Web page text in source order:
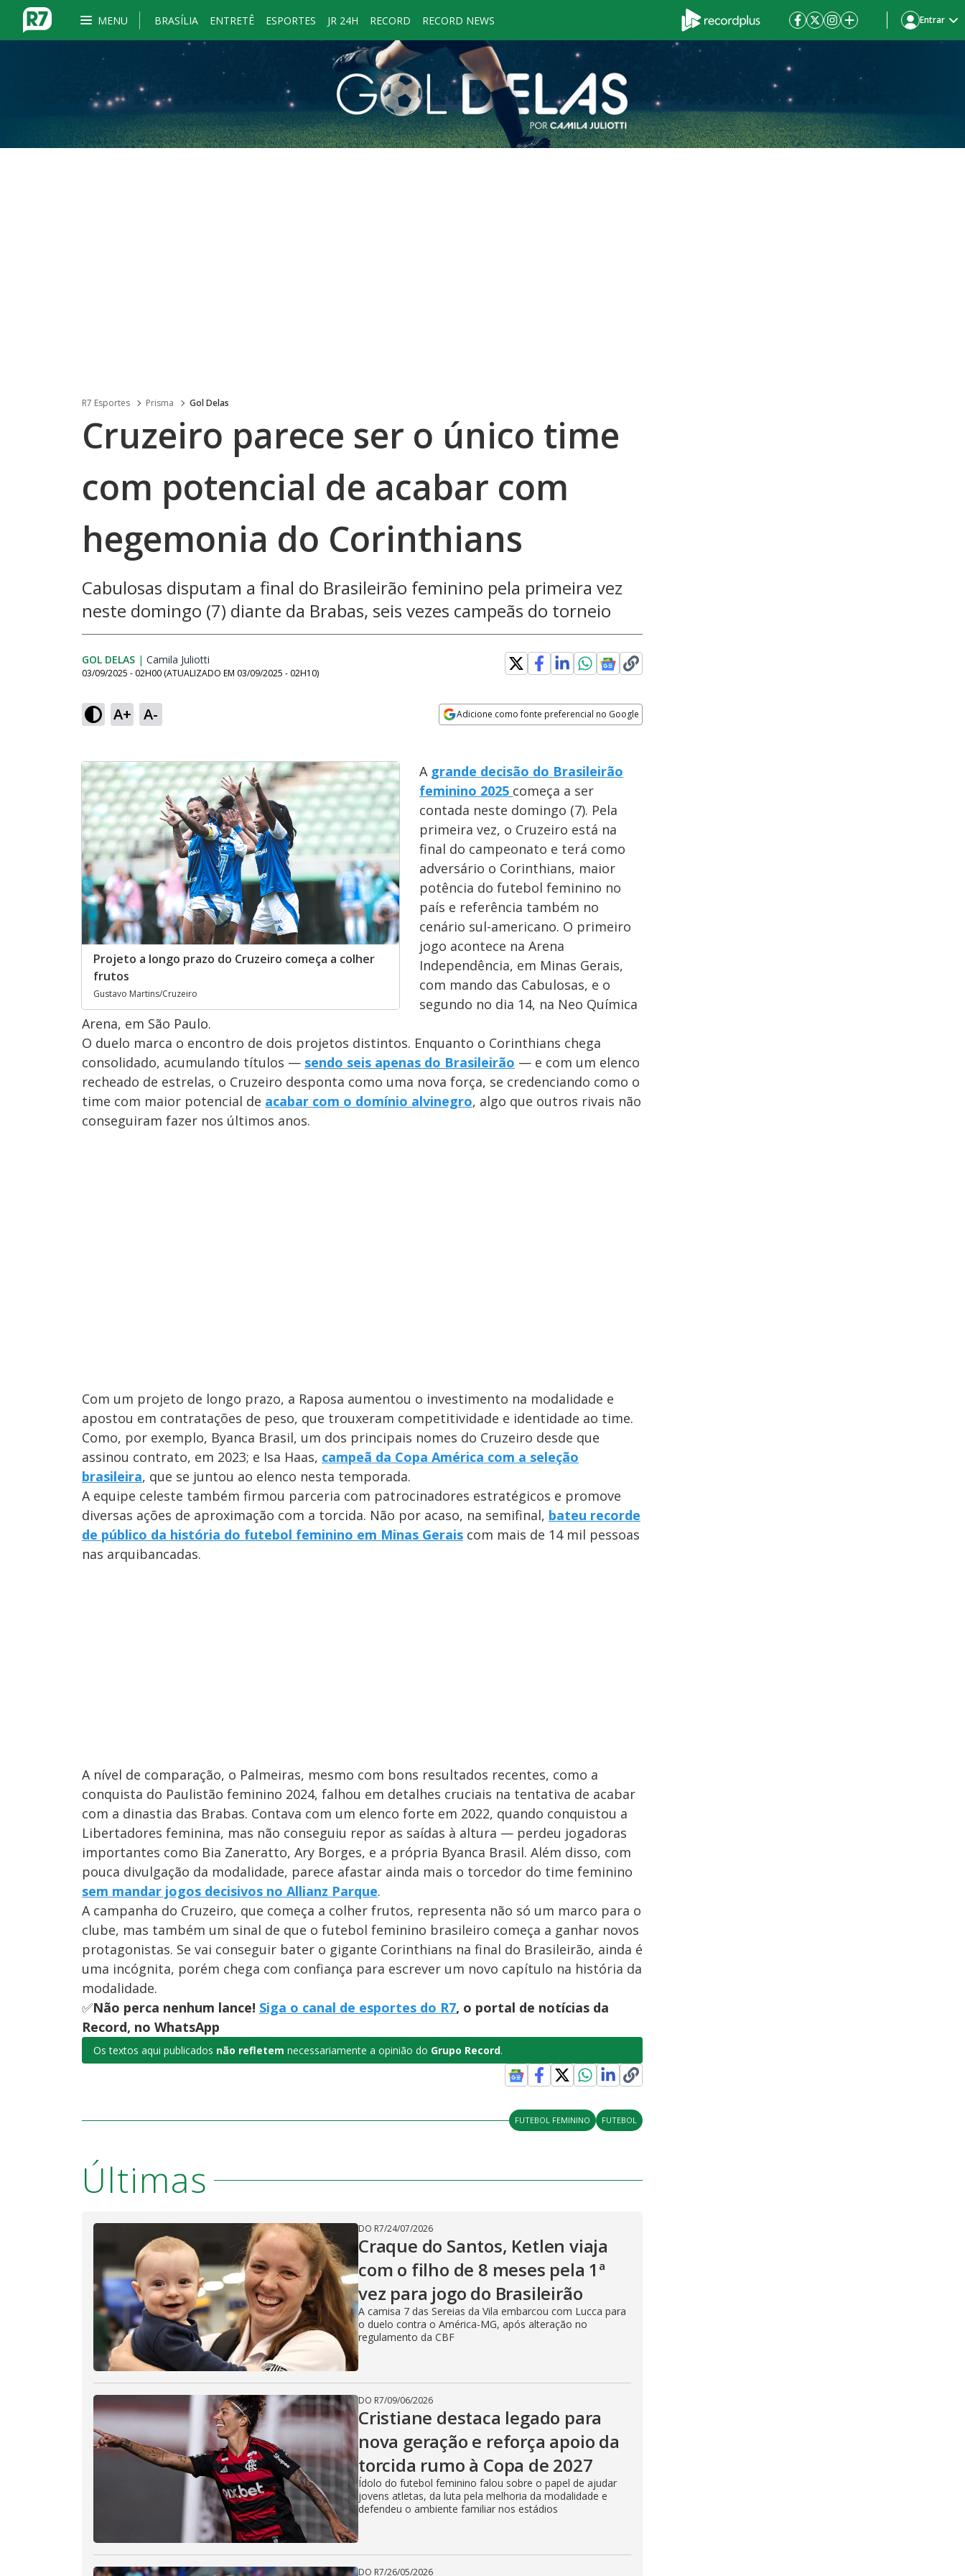
MENU BRASÍLIA ENTRETÊ ESPORTES JR 24H RECORD RECORD NEWS Entrar
R7 Esportes Prisma Gol Delas
Cruzeiro parece ser o único time
com potencial de acabar com
hegemonia do Corinthians
Cabulosas disputam a final do Brasileirão feminino pela primeira vez
neste domingo (7) diante da Brabas, seis vezes campeãs do torneio
GOL DELAS | Camila Juliotti
03/09/2025 - 02H00 (ATUALIZADO EM 03/09/2025 - 02H10)
A+ A- Adicione como fonte preferencial no Google
Projeto a longo prazo do Cruzeiro começa a colher
frutos
Gustavo Martins/Cruzeiro
A grande decisão do Brasileirão
feminino 2025 começa a ser
contada neste domingo (7). Pela
primeira vez, o Cruzeiro está na
final do campeonato e terá como
adversário o Corinthians, maior
potência do futebol feminino no
país e referência também no
cenário sul-americano. O primeiro
jogo acontece na Arena
Independência, em Minas Gerais,
com mando das Cabulosas, e o
segundo no dia 14, na Neo Química
Arena, em São Paulo.
O duelo marca o encontro de dois projetos distintos. Enquanto o Corinthians chega
consolidado, acumulando títulos — sendo seis apenas do Brasileirão — e com um elenco
recheado de estrelas, o Cruzeiro desponta como uma nova força, se credenciando como o
time com maior potencial de acabar com o domínio alvinegro, algo que outros rivais não
conseguiram fazer nos últimos anos.
Com um projeto de longo prazo, a Raposa aumentou o investimento na modalidade e
apostou em contratações de peso, que trouxeram competitividade e identidade ao time.
Como, por exemplo, Byanca Brasil, um dos principais nomes do Cruzeiro desde que
assinou contrato, em 2023; e Isa Haas, campeã da Copa América com a seleção
brasileira, que se juntou ao elenco nesta temporada.
A equipe celeste também firmou parceria com patrocinadores estratégicos e promove
diversas ações de aproximação com a torcida. Não por acaso, na semifinal, bateu recorde
de público da história do futebol feminino em Minas Gerais com mais de 14 mil pessoas
nas arquibancadas.
A nível de comparação, o Palmeiras, mesmo com bons resultados recentes, como a
conquista do Paulistão feminino 2024, falhou em detalhes cruciais na tentativa de acabar
com a dinastia das Brabas. Contava com um elenco forte em 2022, quando conquistou a
Libertadores feminina, mas não conseguiu repor as saídas à altura — perdeu jogadoras
importantes como Bia Zaneratto, Ary Borges, e a própria Byanca Brasil. Além disso, com
pouca divulgação da modalidade, parece afastar ainda mais o torcedor do time feminino
sem mandar jogos decisivos no Allianz Parque.
A campanha do Cruzeiro, que começa a colher frutos, representa não só um marco para o
clube, mas também um sinal de que o futebol feminino brasileiro começa a ganhar novos
protagonistas. Se vai conseguir bater o gigante Corinthians na final do Brasileirão, ainda é
uma incógnita, porém chega com confiança para escrever um novo capítulo na história da
modalidade.
✅Não perca nenhum lance! Siga o canal de esportes do R7, o portal de notícias da
Record, no WhatsApp
Os textos aqui publicados não refletem necessariamente a opinião do Grupo Record.
FUTEBOL FEMININO FUTEBOL
Últimas
DO R7/24/07/2026
Craque do Santos, Ketlen viaja
com o filho de 8 meses pela 1ª
vez para jogo do Brasileirão
A camisa 7 das Sereias da Vila embarcou com Lucca para
o duelo contra o América-MG, após alteração no
regulamento da CBF
DO R7/09/06/2026
Cristiane destaca legado para
nova geração e reforça apoio da
torcida rumo à Copa de 2027
Ídolo do futebol feminino falou sobre o papel de ajudar
jovens atletas, da luta pela melhoria da modalidade e
defendeu o ambiente familiar nos estádios
DO R7/26/05/2026